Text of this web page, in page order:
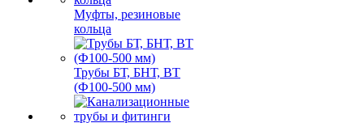
Муфты, резиновые
кольца
Трубы БТ, БНТ, ВТ
(Ф100-500 мм)